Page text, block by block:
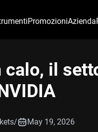
PromozioniAzienda
calo, il
/ May 19, 2026